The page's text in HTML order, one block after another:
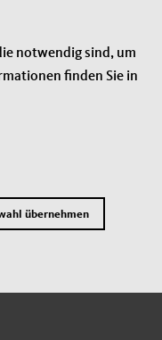
notwendig sind, um
finden Sie in
übernehmen